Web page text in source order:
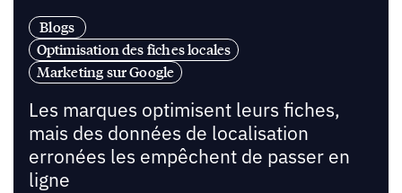
Blogs
Optimisation des fiches locales
Marketing sur Google
Les marques optimisent leurs fiches,
mais des données de localisation
erronées les empêchent de passer en
ligne